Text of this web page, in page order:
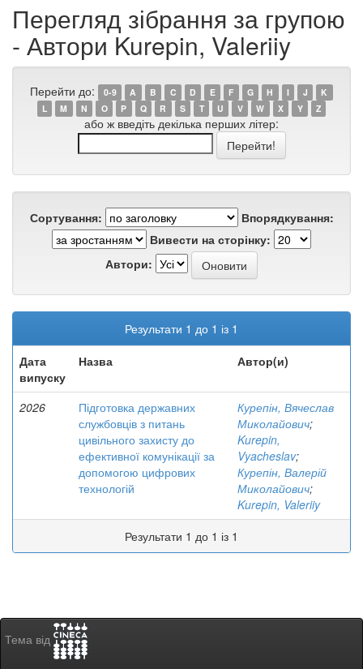
Перегляд зібрання за групою
- Автори Kurepin, Valeriiy
Перейти до: 0-9 A B C D E F G H I J
K
L
M N O P Q R S T U V W X Y Z
або ж введіть декілька перших літер:
Сортування:
Впорядкування:
Вивести на сторінку:
Автори:
Результати 1 до 1 із 1
Дата
випуску
Назва Автор(и)
2026
Підготовка державних
службовців з питань
цивільного захисту до
ефективної комунікації за
допомогою цифрових
технологій
Курепін, Вячеслав
Миколайович;
Kurepin,
Vyacheslav;
Курепін, Валерій
Миколайович;
Kurepin, Valeriiy
Результати 1 до 1 із 1
Тема від